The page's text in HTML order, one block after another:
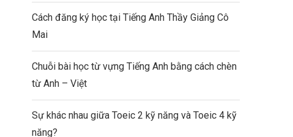
Cách đăng ký học tại Tiếng Anh Thầy Giảng Cô
Mai
Chuỗi bài học từ vựng Tiếng Anh bằng cách chèn
từ Anh – Việt
Sự khác nhau giữa Toeic 2 kỹ năng và Toeic 4 kỹ
năng?